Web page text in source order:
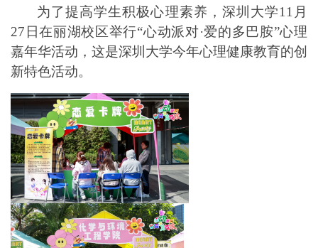
为了提高学生积极心理素养，深圳大学11月
27日在丽湖校区举行“心动派对·爱的多巴胺”心理
嘉年华活动，这是深圳大学今年心理健康教育的创
新特色活动。